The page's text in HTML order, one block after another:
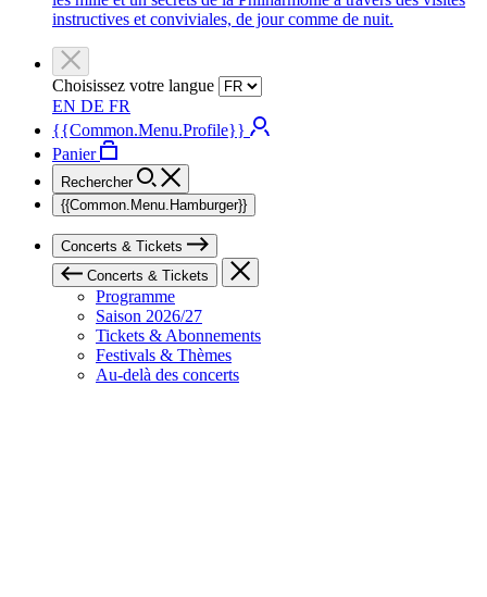
instructives et conviviales, de jour comme de nuit.
Choisissez votre langue
EN DE FR
{{Common.Menu.Profile}}
Panier
Rechercher
{{Common.Menu.Hamburger}}
Concerts & Tickets
Concerts & Tickets
Programme
Saison 2026/27
Tickets & Abonnements
Festivals & Thèmes
Au-delà des concerts